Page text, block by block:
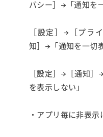
バシー］→「通知を
［設定］→［プラ
知］→「通知を一切
［設定］→［通知
を表示しない」
・アプリ毎に非表